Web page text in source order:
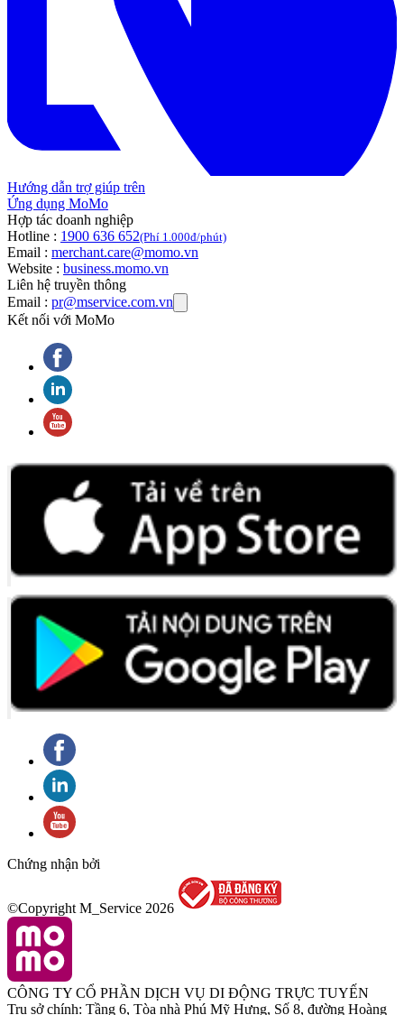
Hướng dẫn trợ giúp trên
Ứng dụng MoMo
Hợp tác doanh nghiệp
Hotline : 1900 636 652(Phí 1.000đ/phút)
Email : merchant.care@momo.vn
Website : business.momo.vn
Liên hệ truyền thông
Email : pr@mservice.com.vn
Kết nối với MoMo
Chứng nhận bởi
©Copyright M_Service 2026
CÔNG TY CỔ PHẦN DỊCH VỤ DI ĐỘNG TRỰC TUYẾN
Trụ sở chính: Tầng 6, Tòa nhà Phú Mỹ Hưng, Số 8, đường Hoàng